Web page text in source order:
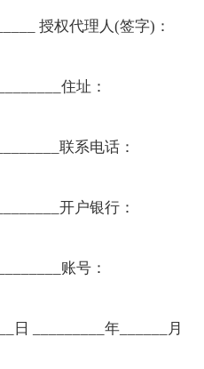
授权代理人(签字)：
住址：
联系电话：
开户银行：
账号：
日 _________年______月